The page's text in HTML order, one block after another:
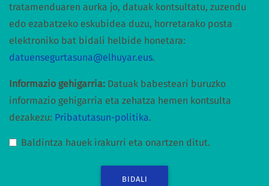
tratamenduaren aurka jo, datuak kontsultatu, zuzendu
edo ezabatzeko eskubidea duzu, horretarako posta
elektroniko bat bidali helbide honetara:
datuensegurtasuna@elhuyar.eus.
Informazio gehigarria: Datuak babesteari buruzko
informazio gehigarria eta zehatza hemen kontsulta
dezakezu: Pribatutasun-politika.
Baldintza hauek irakurri eta onartzen ditut.
BIDALI